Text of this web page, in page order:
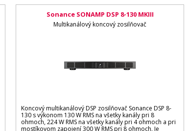
Sonance SONAMP DSP 8-130 MKIII
Multikanálový koncový zosilňovač
Koncový multikanálový DSP zosilňovač Sonance DSP 8-
130 s výkonom 130 W RMS na všetky kanály pri 8
ohmoch, 224 W RMS na všetky kanály pri 4 ohmoch a pri
mostíkovom zapojení 300 W RMS pri 8 ohmoch. Je